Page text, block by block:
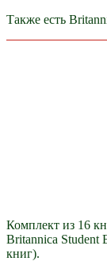
Также есть
Комплект из 16
Britannica Student
книг).